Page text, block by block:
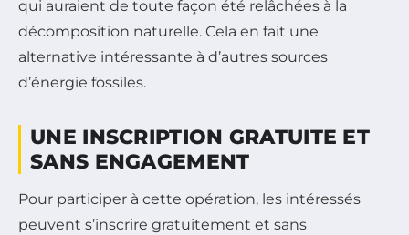
qui auraient de toute façon été relâchées à la
décomposition naturelle. Cela en fait une
alternative intéressante à d’autres sources
d’énergie fossiles.
UNE INSCRIPTION GRATUITE ET
SANS ENGAGEMENT
Pour participer à cette opération, les intéressés
peuvent s’inscrire gratuitement et sans